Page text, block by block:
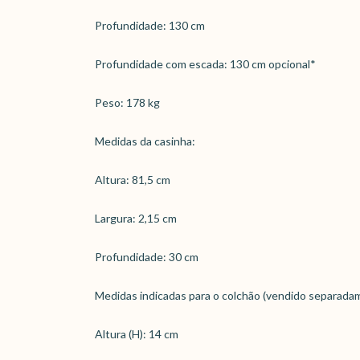
Profundidade: 130 cm
Profundidade com escada: 130 cm opcional*
Peso: 178 kg
Medidas da casinha:
Altura: 81,5 cm
Largura: 2,15 cm
Profundidade: 30 cm
Medidas indicadas para o colchão (vendido
Altura (H): 14 cm